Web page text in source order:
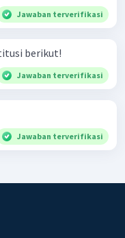
Jawaban terverifikasi
berikut!
Jawaban terverifikasi
Jawaban terverifikasi